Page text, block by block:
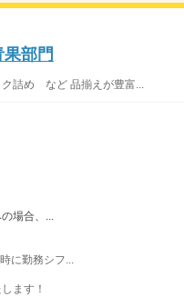
部門
詰め など 品揃えが豊富...
場合、...
に勤務シフ...
ます！